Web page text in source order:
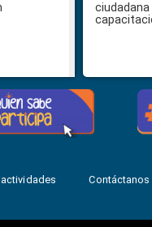
ciudadana
autoridad de la
Contáctanos